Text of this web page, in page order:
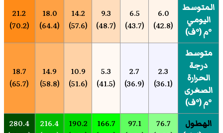
المتوسط
اليومي
°م (°ف)
6.0
(42.8)
6.5
(43.7)
9.3
(48.7)
14.2
(57.6)
18.0
(64.4)
21.2
(70.2)
متوسط
درجة
الحرارة
الصغرى
°م (°ف)
2.3
(36.1)
2.7
(36.9)
5.3
(41.5)
10.9
(51.6)
14.9
(58.8)
18.7
(65.7)
الهطول
76.7
97.1
166.7
190.2
216.4
280.4